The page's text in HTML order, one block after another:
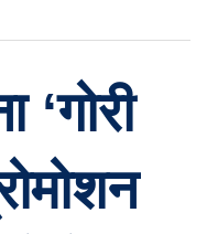
‘गोरी